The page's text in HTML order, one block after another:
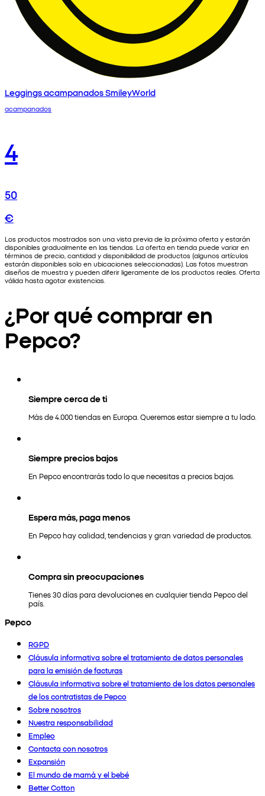
Leggings acampanados SmileyWorld
acampanados
4
50
€
Los productos mostrados son una vista previa de la próxima oferta y estarán
disponibles gradualmente en las tiendas. La oferta en tienda puede variar en
términos de precio, cantidad y disponibilidad de productos (algunos artículos
estarán disponibles solo en ubicaciones seleccionadas). Las fotos muestran
diseños de muestra y pueden diferir ligeramente de los productos reales. Oferta
válida hasta agotar existencias.
¿Por qué comprar en
Pepco?
Siempre cerca de ti
Más de 4.000 tiendas en Europa. Queremos estar siempre a tu lado.
Siempre precios bajos
En Pepco encontrarás todo lo que necesitas a precios bajos.
Espera más, paga menos
En Pepco hay calidad, tendencias y gran variedad de productos.
Compra sin preocupaciones
Tienes 30 días para devoluciones en cualquier tienda Pepco del
país.
Pepco
RGPD
Cláusula informativa sobre el tratamiento de datos personales
para la emisión de facturas
Cláusula informativa sobre el tratamiento de los datos personales
de los contratistas de Pepco
Sobre nosotros
Nuestra responsabilidad
Empleo
Contacta con nosotros
Expansión
El mundo de mamá y el bebé
Better Cotton